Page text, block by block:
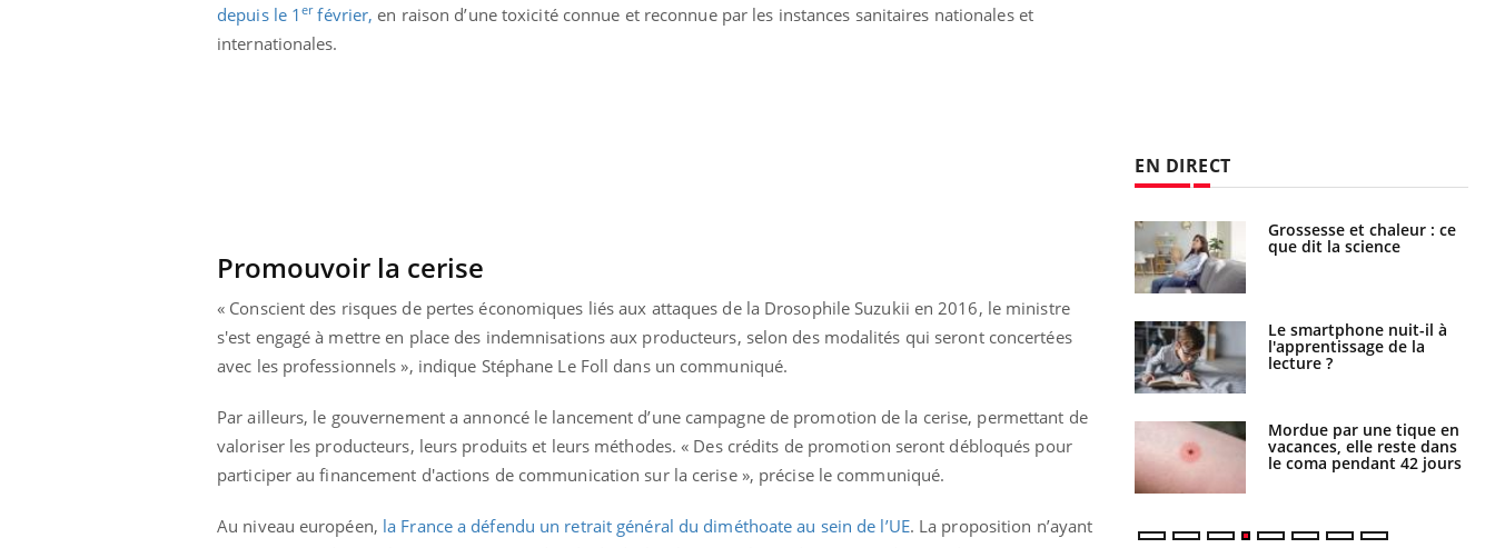
depuis le 1erfévrier, en raison d’une toxicité connue et reconnue par les instances sanitaires nationales et
internationales.
Promouvoir la cerise
« Conscient des risques de pertes économiques liés aux attaques de la Drosophile Suzukii en 2016, le ministre
s'est engagé à mettre en place des indemnisations aux producteurs, selon des modalités qui seront concertées
avec les professionnels », indique Stéphane Le Foll dans un communiqué.
Par ailleurs, le gouvernement a annoncé le lancement d’une campagne de promotion de la cerise, permettant de
valoriser les producteurs, leurs produits et leurs méthodes. « Des crédits de promotion seront débloqués pour
participer au financement d'actions de communication sur la cerise », précise le communiqué.
Au niveau européen, la France a défendu un retrait général du diméthoate au sein de l’UE. La proposition n’ayant
EN DIRECT
t-il dans le sud de la
France ?
Les médicaments GLP-1
protègent-ils aussi les os
?
Cytomégalovirus : ce qui
change dans la prise en
charge des femmes
enceintes
VIH : la fin du comprimé
tous les jours se profile-t-
elle enfin ?
Pourquoi votre ventre
gâche-t-il les premiers
Le Viagra pourrait-il
freiner la propagation du
Pourquoi manger moins
de protéines pourrait
finalement être bénéfique
Grossesse et chaleur : ce
que dit la science
Le smartphone nuit-il à
l'apprentissage de la
lecture ?
Mordue par une tique en
vacances, elle reste dans
le coma pendant 42 jours